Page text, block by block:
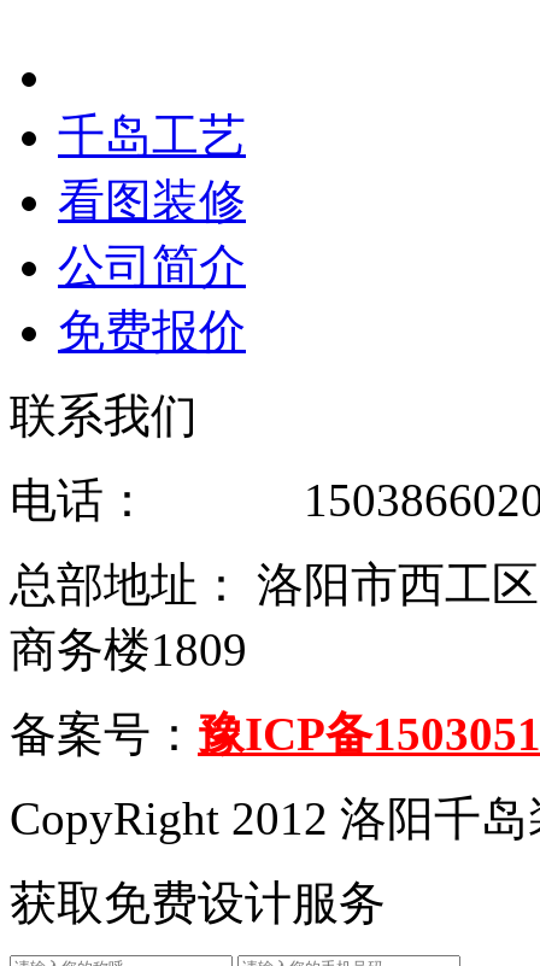
千岛工艺
看图装修
公司简介
免费报价
联系我们
电话：
总部地址： 洛阳市西工
商务楼1809
备案号： 豫ICP备
CopyRight 2012 洛阳千
获取免费设计服务